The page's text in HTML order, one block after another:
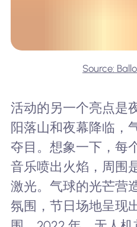
Source:
活动的另一个亮点是
阳落山和夜幕降临，
夺目。想象一下，每
音乐喷出火焰，周围
激光。气球的光芒营
氛围，节日场地呈现